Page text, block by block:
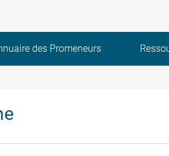
des Promeneurs